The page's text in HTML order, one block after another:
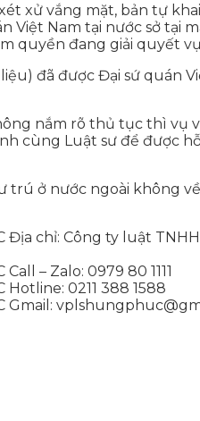
xử vắng mặt, bản tự
Việt Nam tại nước sở tại
quyền đang giải quyết vụ
đã được Đại sứ quán
nắm rõ thủ tục thì vụ
cùng Luật sư để được
ở nước ngoài không về
Địa chỉ: Công ty luật
Call – Zalo: 0979 80 1111
Hotline: 0211 388 1588
Gmail: